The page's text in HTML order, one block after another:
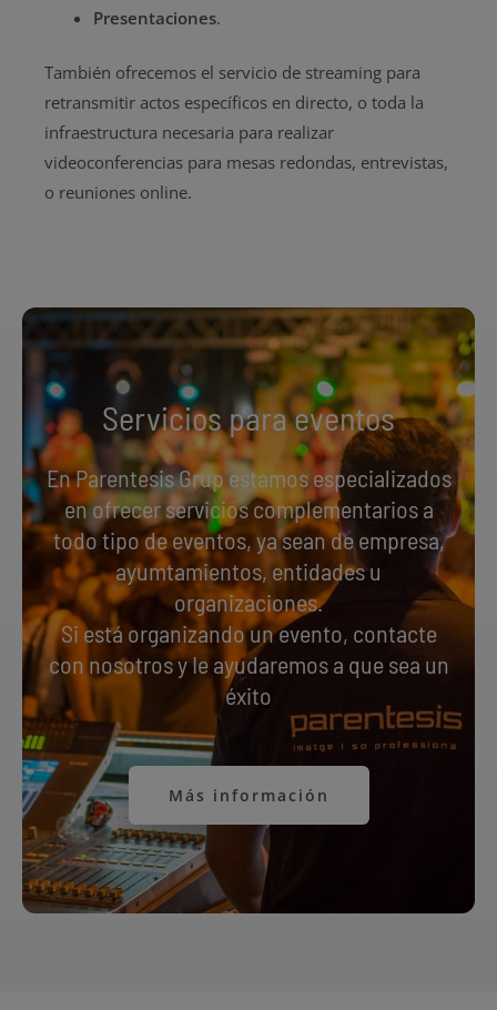
Presentaciones.
También ofrecemos el servicio de streaming para
retransmitir actos específicos en directo, o toda la
infraestructura necesaria para realizar
videoconferencias para mesas redondas, entrevistas,
o reuniones online.
Servicios para eventos
En Parentesis Grup estamos especializados
en ofrecer servicios complementarios a
todo tipo de eventos, ya sean de empresa,
ayumtamientos, entidades u
organizaciones.
Si está organizando un evento, contacte
con nosotros y Ie ayudaremos a que sea un
éxito
Más información